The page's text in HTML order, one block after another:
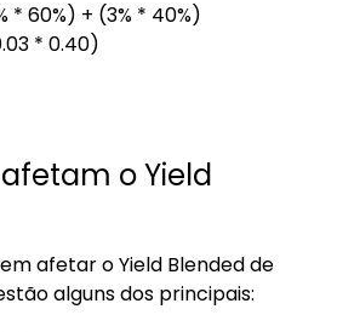
* 60%) + (3% * 40%)
* 0.40)
o Yield
afetar o Yield Blended de
alguns dos principais: